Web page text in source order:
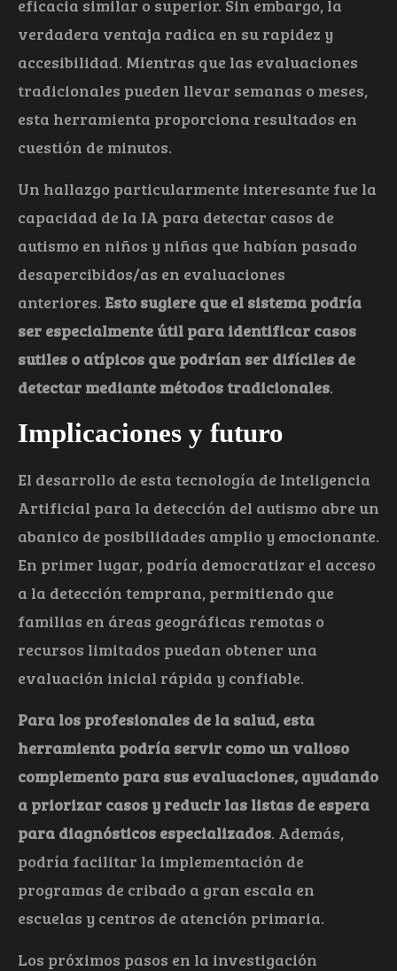
eficacia similar o superior. Sin embargo, la
verdadera ventaja radica en su rapidez y
accesibilidad. Mientras que las evaluaciones
tradicionales pueden llevar semanas o meses,
esta herramienta proporciona resultados en
cuestión de minutos.
Un hallazgo particularmente interesante fue la
capacidad de la IA para detectar casos de
autismo en niños y niñas que habían pasado
desapercibidos/as en evaluaciones
anteriores. Esto sugiere que el sistema podría
ser especialmente útil para identificar casos
sutiles o atípicos que podrían ser difíciles de
detectar mediante métodos tradicionales.
Implicaciones y futuro
El desarrollo de esta tecnología de Inteligencia
Artificial para la detección del autismo abre un
abanico de posibilidades amplio y emocionante.
En primer lugar, podría democratizar el acceso
a la detección temprana, permitiendo que
familias en áreas geográficas remotas o
recursos limitados puedan obtener una
evaluación inicial rápida y confiable.
Para los profesionales de la salud, esta
herramienta podría servir como un valioso
complemento para sus evaluaciones, ayudando
a priorizar casos y reducir las listas de espera
para diagnósticos especializados. Además,
podría facilitar la implementación de
programas de cribado a gran escala en
escuelas y centros de atención primaria.
Los próximos pasos en la investigación